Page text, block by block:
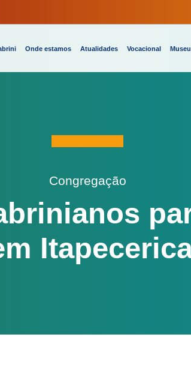
Onde estamos Atualidades Vocacional Museu
Congregação